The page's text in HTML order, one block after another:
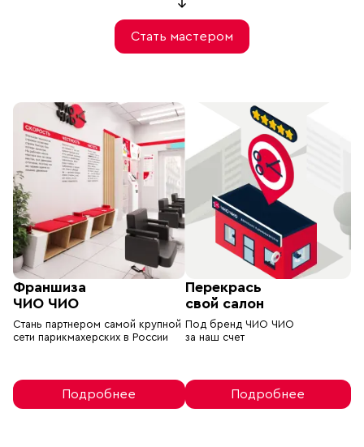
Стать мастером
Стань портнером самой крупной
Франшиза
ЧИО ЧИО
Стань партнером самой крупной
сети парикмахерских в России
Подробнее
Перекрась
свой салон
Под бренд ЧИО ЧИО
за наш счет
Подробнее